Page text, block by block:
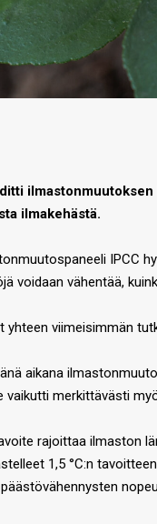
ilmakehästä.
IPCC
voidaan vähentää,
yhteen viimeisimmän
aikana
vaikutti merkittävästi
rajoittaa ilmaston
1,5 °C:n